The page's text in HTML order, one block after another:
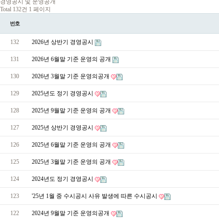
경영공시 및 운영공개
Total 132건 1 페이지
번호
132 2026년 상반기 경영공시
131 2026년 6월말 기준 운영의 공개
130 2026년 3월말 기준 운영의공개
129 2025년도 정기 경영공시
128 2025년 9월말 기준 운영의 공개
127 2025년 상반기 경영공시
126 2025년 6월말 기준 운영의 공개
125 2025년 3월말 기준 운영의 공개
124 2024년도 정기 경영공시
123 '25년 1월 중 수시공시 사유 발생에 따른 수시공시
122 2024년 9월말 기준 운영의공개